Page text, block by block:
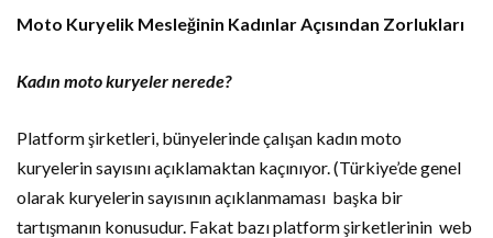
Moto Kuryelik Mesleğinin Kadınlar Açısından Zorlukları
Kadın moto kuryeler nerede?
Platform şirketleri, bünyelerinde çalışan kadın moto
kuryelerin sayısını açıklamaktan kaçınıyor. (Türkiye’de genel
olarak kuryelerin sayısının açıklanmaması başka bir
tartışmanın konusudur. Fakat bazı platform şirketlerinin web